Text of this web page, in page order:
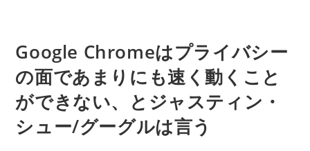
Google Chromeはプライバシー
の面であまりにも速く動くこと
ができない、とジャスティン・
シュー/グーグルは言う